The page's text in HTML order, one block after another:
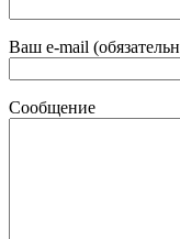
Ваш e-mail
Сообщение